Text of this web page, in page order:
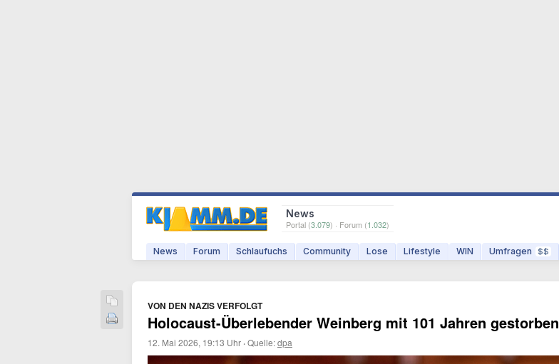
News
Portal (3.079) · Forum (1.032)
News Forum Schlaufuchs Community Lose Lifestyle WIN Umfragen $$
VON DEN NAZIS VERFOLGT
Holocaust-Überlebender Weinberg mit 101 Jahren gestorben
12. Mai 2026, 19:13 Uhr ·Quelle:dpa